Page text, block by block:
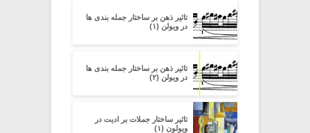
تاثیر ذهن بر ساختار جمله بندی ها
در ویولن (۱)
تاثیر ذهن بر ساختار جمله بندی ها
در ویولن (۲)
تاثیر ساختار جملات بر ادیت در
ویولون (۱)